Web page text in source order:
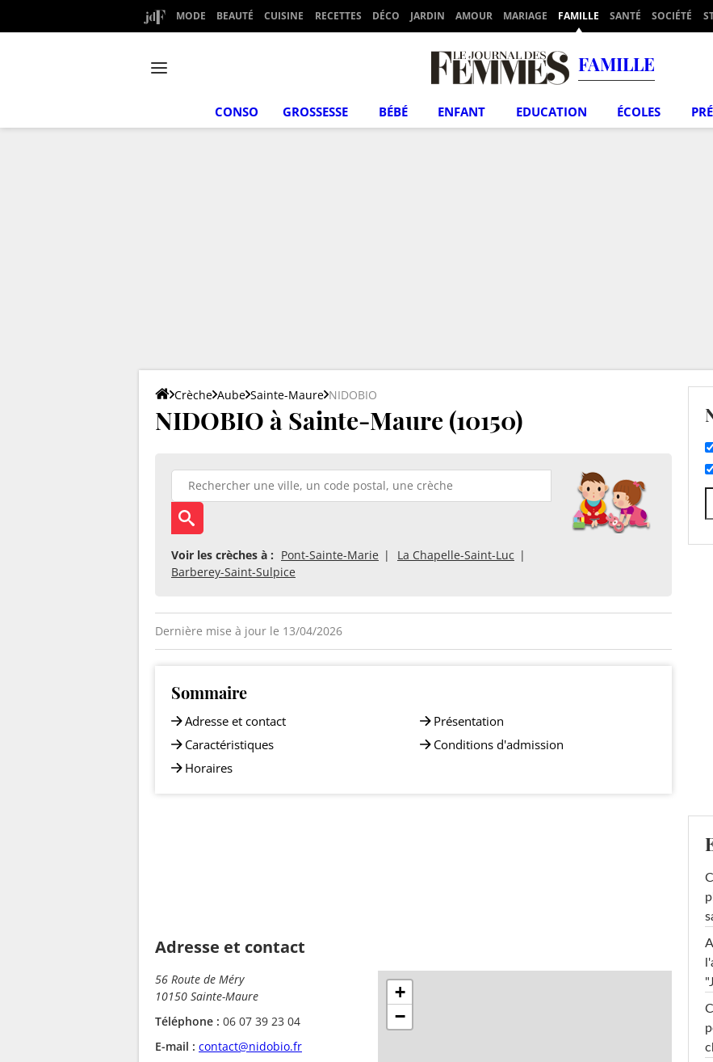
MODE BEAUTÉ CUISINE RECETTES DÉCO JARDIN AMOUR MARIAGE FAMILLE SANTÉ SOCIÉTÉ
FAMILLE
CONSO GROSSESSE BÉBÉ ENFANT EDUCATION ÉCOLES
Crèche Aube Sainte-Maure NIDOBIO
NIDOBIO à Sainte-Maure (10150)
Voir les crèches à : Pont-Sainte-Marie
La Chapelle-Saint-Luc
Barberey-Saint-Sulpice
Dernière mise à jour le 13/04/2026
Sommaire
Adresse et contact
Caractéristiques
Horaires
Présentation
Conditions d'admission
Adresse et contact
56 Route de Méry
10150 Sainte-Maure
Téléphone : 06 07 39 23 04
E-mail : contact@nidobio.fr
+
−